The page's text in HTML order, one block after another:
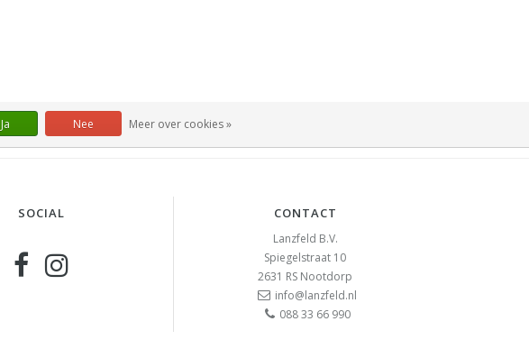
SOCIAL CONTACT
Lanzfeld B.V.
Spiegelstraat 10
2631 RS Nootdorp
info@lanzfeld.nl
088 33 66 990
Ja Nee Meer over cookies »